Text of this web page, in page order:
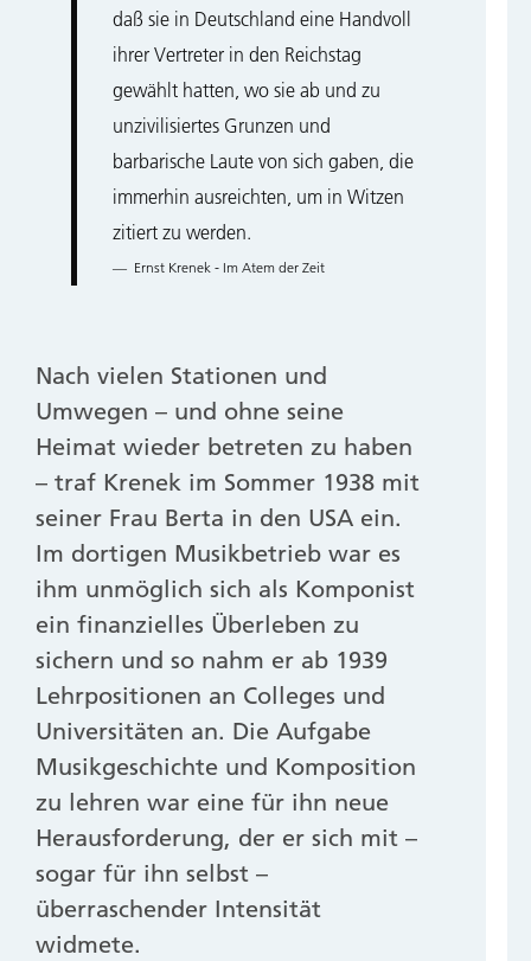
daß sie in Deutschland eine Handvoll
ihrer Vertreter in den Reichstag
gewählt hatten, wo sie ab und zu
unzivilisiertes Grunzen und
barbarische Laute von sich gaben, die
immerhin ausreichten, um in Witzen
zitiert zu werden.
Ernst Krenek - Im Atem der Zeit
Nach vielen Stationen und
Umwegen – und ohne seine
Heimat wieder betreten zu haben
– traf Krenek im Sommer 1938 mit
seiner Frau Berta in den USA ein.
Im dortigen Musikbetrieb war es
ihm unmöglich sich als Komponist
ein finanzielles Überleben zu
sichern und so nahm er ab 1939
Lehrpositionen an Colleges und
Universitäten an. Die Aufgabe
Musikgeschichte und Komposition
zu lehren war eine für ihn neue
Herausforderung, der er sich mit –
sogar für ihn selbst –
überraschender Intensität
widmete.